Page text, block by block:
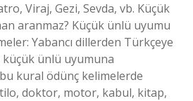
Viraj, Gezi, Sevda, vb. Küçük
aranmaz? Küçük ünlü uyumu
Yabancı dillerden Türkçeye
ünlü uyumuna
kural ödünç kelimelerde
doktor, motor, kabul, kitap,